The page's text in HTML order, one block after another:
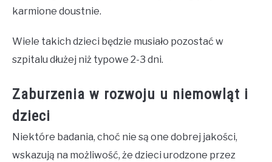
karmione doustnie.
Wiele takich dzieci będzie musiało pozostać w
szpitalu dłużej niż typowe 2-3 dni.
Zaburzenia w rozwoju u niemowląt i
dzieci
Niektóre badania, choć nie są one dobrej jakości,
wskazują na możliwość, że dzieci urodzone przez